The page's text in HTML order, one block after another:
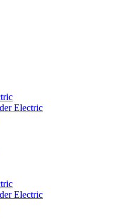
Electric
Electric